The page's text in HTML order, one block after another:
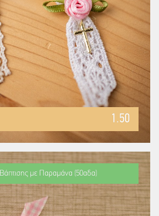
1.50
με Παραμάνα (50αδα)